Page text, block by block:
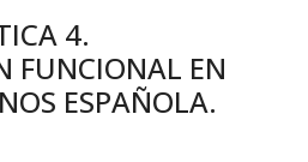
4.
FUNCIONAL EN
ESPAÑOLA.